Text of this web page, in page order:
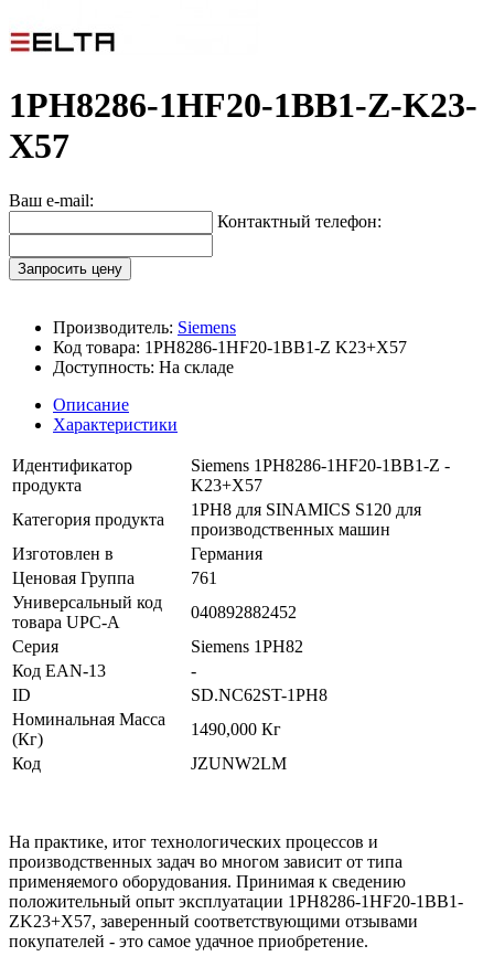
1PH8286-1HF20-1BB1-Z-K23-
X57
Ваш e-mail:
Контактный телефон:
Запросить цену
Производитель: Siemens
Код товара: 1PH8286-1HF20-1BB1-Z K23+X57
Доступность: На складе
Описание
Характеристики
Идентификатор
продукта
Siemens 1PH8286-1HF20-1BB1-Z -
K23+X57
Категория продукта
1PH8 для SINAMICS S120 для
производственных машин
Изготовлен в
Германия
Ценовая Группа
761
Универсальный код
товара UPC-A
040892882452
Серия
Siemens 1PH82
Код EAN-13
-
ID
SD.NC62ST-1PH8
Номинальная Масса
(Кг)
1490,000 Кг
Код
JZUNW2LM
На практике, итог технологических процессов и
производственных задач во многом зависит от типа
применяемого оборудования. Принимая к сведению
положительный опыт эксплуатации 1PH8286-1HF20-1BB1-
ZK23+X57, заверенный соответствующими отзывами
покупателей - это самое удачное приобретение.